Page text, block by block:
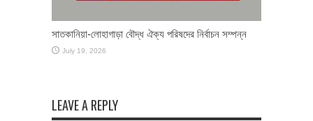
সাতকানিয়া-লোহাগাড়া বৌদ্ধ ঐক্য পরিষদের নির্বাচন সম্পন্ন
July 19, 2026
LEAVE A REPLY